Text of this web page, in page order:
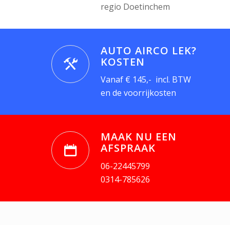
regio Doetinchem
AUTO AIRCO LEK?
KOSTEN
Vanaf € 145,- incl. BTW
en de voorrijkosten
MAAK NU EEN
AFSPRAAK
06-22445799
0314-785626